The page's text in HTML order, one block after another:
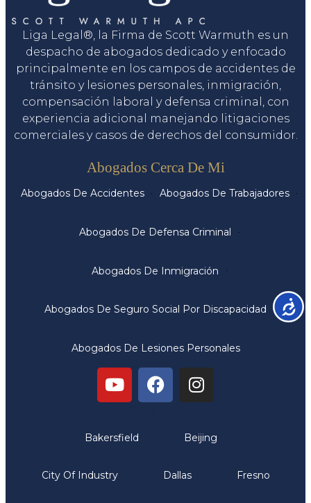
Liga Legal®, la Firma de Scott Warmuth es un
despacho de abogados dedicado y enfocado
principalmente en los campos de accidentes de
tránsito y lesiones personales, inmigración,
compensación laboral y defensa criminal, con
experiencia adicional manejando litigaciones
comerciales y casos de derechos del consumidor.
Abogados Cerca De Mi
Abogados De Accidentes Abogados De Trabajadores
Abogados De Defensa Criminal
Abogados De Inmigración
Abogados De Seguro Social Por Discapacidad
Abogados De Lesiones Personales
Bakersfield Beijing
City Of Industry Dallas Fresno